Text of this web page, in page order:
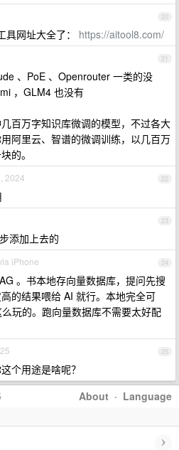
20
网址大全了： https://aitool8.com/
21
、PoE 、Openrouter 一类的没
，GLM4 也没有
百万字知识库微调的模型，不过各大
阿里云、智谱的微调训练，以几百万
的。
22
2024
23
添加上去的
24
iPhone
。书本地存向量数据库，提问先搜
的结果喂给 AI 就行。本地完全可
玩的。跑向量数据库不需要太好配
25
个用途是啥呢？
About · Language
›